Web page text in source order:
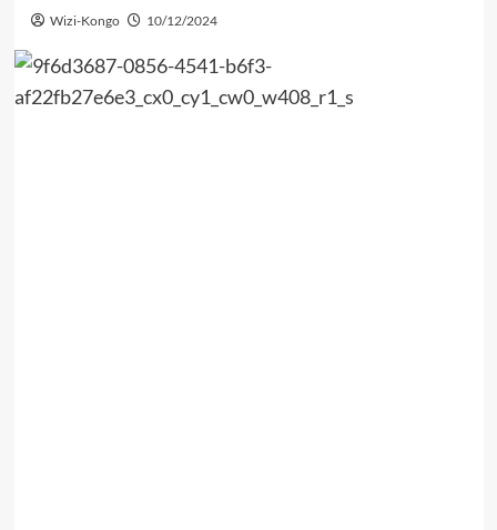
Wizi-Kongo 10/12/2024